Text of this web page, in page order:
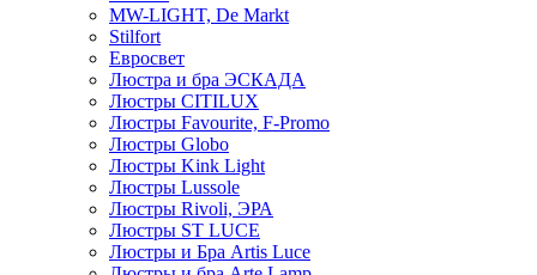
MW-LIGHT, De Markt
Stilfort
Евросвет
Люстра и бра ЭСКАДА
Люстры CITILUX
Люстры Favourite, F-Promo
Люстры Globo
Люстры Kink Light
Люстры Lussole
Люстры Rivoli, ЭРА
Люстры ST LUCE
Люстры и Бра Artis Luce